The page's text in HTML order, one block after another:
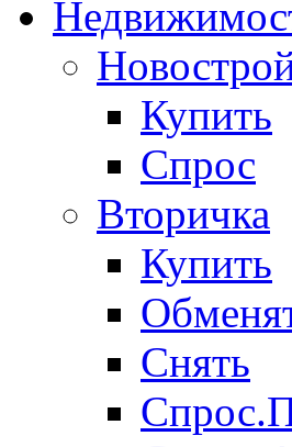
Купить
Спрос
Вторичка
Купить
Снять